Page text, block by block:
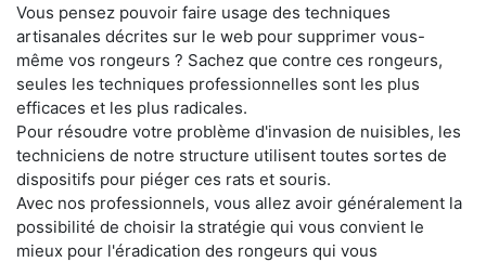
Vous pensez pouvoir faire usage des techniques
artisanales décrites sur le web pour supprimer vous-
même vos rongeurs ? Sachez que contre ces rongeurs,
seules les techniques professionnelles sont les plus
efficaces et les plus radicales.
Pour résoudre votre problème d'invasion de nuisibles, les
techniciens de notre structure utilisent toutes sortes de
dispositifs pour piéger ces rats et souris.
Avec nos professionnels, vous allez avoir généralement la
possibilité de choisir la stratégie qui vous convient le
mieux pour l'éradication des rongeurs qui vous